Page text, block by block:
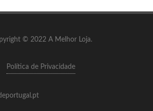
© 2022 A Melhor Loja.
Política de Privacidade